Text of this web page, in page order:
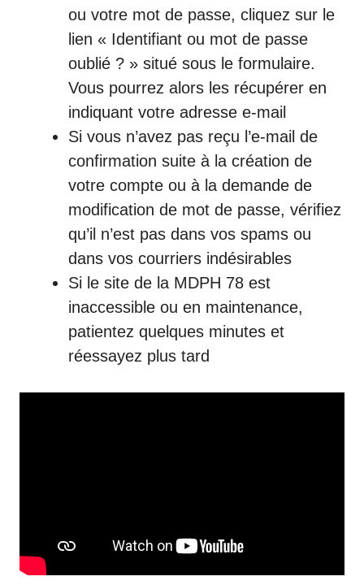
ou votre mot de passe, cliquez sur le
lien « Identifiant ou mot de passe
oublié ? » situé sous le formulaire.
Vous pourrez alors les récupérer en
indiquant votre adresse e-mail
Si vous n’avez pas reçu l’e-mail de
confirmation suite à la création de
votre compte ou à la demande de
modification de mot de passe, vérifiez
qu’il n’est pas dans vos spams ou
dans vos courriers indésirables
Si le site de la MDPH 78 est
inaccessible ou en maintenance,
patientez quelques minutes et
réessayez plus tard